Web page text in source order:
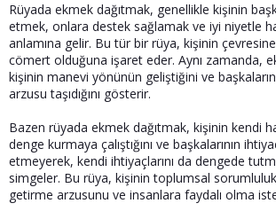
Rüyada ekmek dağıtmak, genellikle kişinin
etmek, onlara destek sağlamak ve iyi niyetle
anlamına gelir. Bu tür bir rüya, kişinin
cömert olduğuna işaret eder. Aynı zamanda,
kişinin manevi yönünün geliştiğini ve
arzusu taşıdığını gösterir.
Bazen rüyada ekmek dağıtmak, kişinin kendi
denge kurmaya çalıştığını ve başkalarının
etmeyerek, kendi ihtiyaçlarını da dengede
simgeler. Bu rüya, kişinin toplumsal
getirme arzusunu ve insanlara faydalı olma